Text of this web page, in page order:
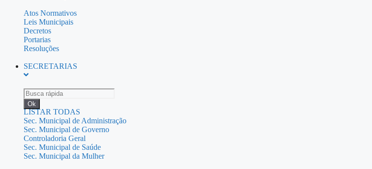
Atos Normativos
Leis Municipais
Decretos
Portarias
Resoluções
SECRETARIAS
Ok
LISTAR TODAS
Sec. Municipal de Administração
Sec. Municipal de Governo
Controladoria Geral
Sec. Municipal de Saúde
Sec. Municipal da Mulher